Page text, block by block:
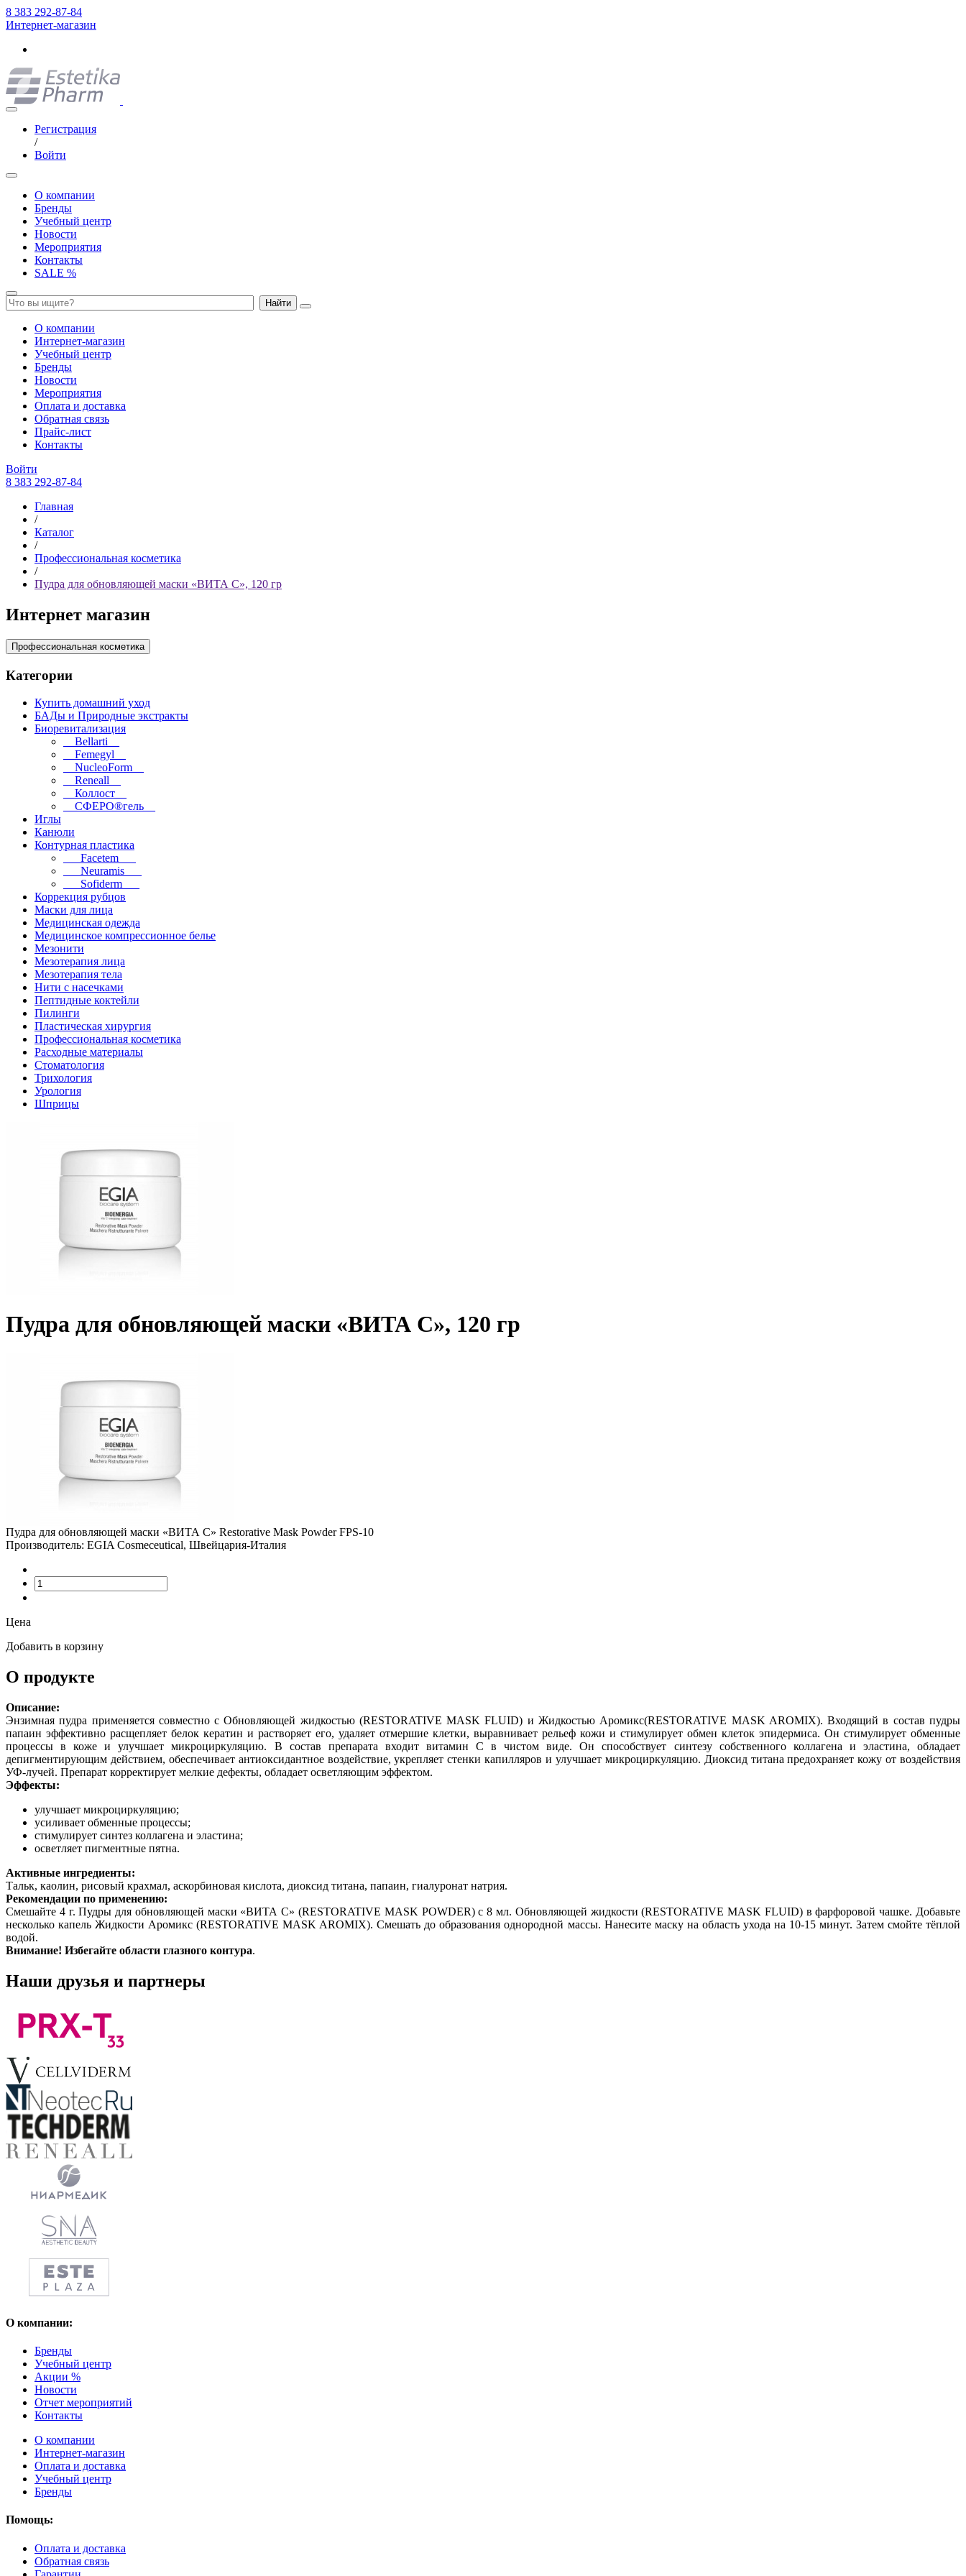
8 383 292-87-84
Интернет-магазин
Регистрация
/
Войти
О компании
Бренды
Учебный центр
Новости
Мероприятия
Контакты
SALE %
Найти
О компании
Интернет-магазин
Учебный центр
Бренды
Новости
Мероприятия
Оплата и доставка
Обратная связь
Прайс-лист
Контакты
Войти
8 383 292-87-84
Главная
/
Каталог
/
Профессиональная косметика
/
Пудра для обновляющей маски «ВИТА С», 120 гр
Интернет магазин
Профессиональная косметика
Категории
Купить домашний уход
БАДы и Природные экстракты
Биоревитализация
__Bellarti__
__Femegyl__
__NucleoForm__
__Reneall__
__Коллост__
__СФЕРО®гель__
Иглы
Канюли
Контурная пластика
___Facetem___
___Neuramis___
___Sofiderm___
Коррекция рубцов
Маски для лица
Медицинская одежда
Медицинское компрессионное белье
Мезонити
Мезотерапия лица
Мезотерапия тела
Нити с насечками
Пептидные коктейли
Пилинги
Пластическая хирургия
Профессиональная косметика
Расходные материалы
Стоматология
Трихология
Урология
Шприцы
Пудра для обновляющей маски «ВИТА С», 120 гр
Пудра для обновляющей маски «ВИТА С» Restorative Mask Powder FPS-10
Производитель: EGIA Cosmeceutical, Швейцария-Италия
Цена
Добавить в корзину
О продукте
Описание:
Энзимная пудра применяется совместно с Обновляющей жидкостью (RESTORATIVE MASK FLUID) и Жидкостью Аромикс(RESTORATIVE MASK AROMIX). Входящий в состав пудры
папаин эффективно расщепляет белок кератин и растворяет его, удаляет отмершие клетки, выравнивает рельеф кожи и стимулирует обмен клеток эпидермиса. Он стимулирует обменные
процессы в коже и улучшает микроциркуляцию. В состав препарата входит витамин С в чистом виде. Он способствует синтезу собственного коллагена и эластина, обладает
депигментирующим действием, обеспечивает антиоксидантное воздействие, укрепляет стенки капилляров и улучшает микроциркуляцию. Диоксид титана предохраняет кожу от воздействия
УФ-лучей. Препарат корректирует мелкие дефекты, обладает осветляющим эффектом.
Эффекты:
улучшает микроциркуляцию;
усиливает обменные процессы;
стимулирует синтез коллагена и эластина;
осветляет пигментные пятна.
Активные ингредиенты:
Тальк, каолин, рисовый крахмал, аскорбиновая кислота, диоксид титана, папаин, гиалуронат натрия.
Рекомендации по применению:
Смешайте 4 г. Пудры для обновляющей маски «ВИТА С» (RESTORATIVE MASK POWDER) с 8 мл. Обновляющей жидкости (RESTORATIVE MASK FLUID) в фарфоровой чашке. Добавьте
несколько капель Жидкости Аромикс (RESTORATIVE MASK AROMIX). Смешать до образования однородной массы. Нанесите маску на область ухода на 10-15 минут. Затем смойте тёплой
водой.
Внимание! Избегайте области глазного контура.
Наши друзья и партнеры
О компании:
Бренды
Учебный центр
Акции %
Новости
Отчет мероприятий
Контакты
О компании
Интернет-магазин
Оплата и доставка
Учебный центр
Бренды
Помощь:
Оплата и доставка
Обратная связь